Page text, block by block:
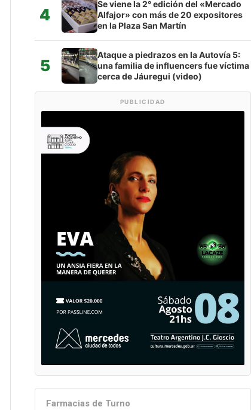
4
Se viene la 2° edición del «Mercado
Alfajor» con más de 20 expositores
en la Plaza San Martín
5
Ataque a piedrazos en la Autovía 5:
una familia de influencers fue víctima
cerca de Jáuregui (video)
PUBLICIDAD
Farmacias de Turno